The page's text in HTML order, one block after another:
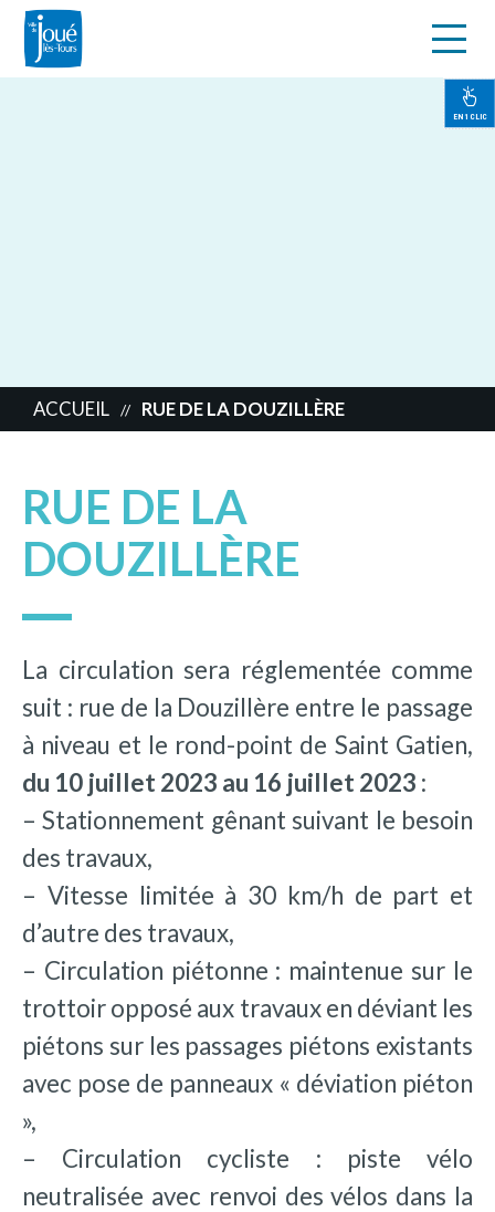
EN 1 CLIC
ACCUEIL // RUE DE LA DOUZILLÈRE
RUE DE LA
DOUZILLÈRE
La circulation sera réglementée comme
suit : rue de la Douzillère entre le passage
à niveau et le rond-point de Saint Gatien,
du 10 juillet 2023 au 16 juillet 2023 :
– Stationnement gênant suivant le besoin
des travaux,
– Vitesse limitée à 30 km/h de part et
d’autre des travaux,
– Circulation piétonne : maintenue sur le
trottoir opposé aux travaux en déviant les
piétons sur les passages piétons existants
avec pose de panneaux « déviation piéton
»,
– Circulation cycliste : piste vélo
neutralisée avec renvoi des vélos dans la